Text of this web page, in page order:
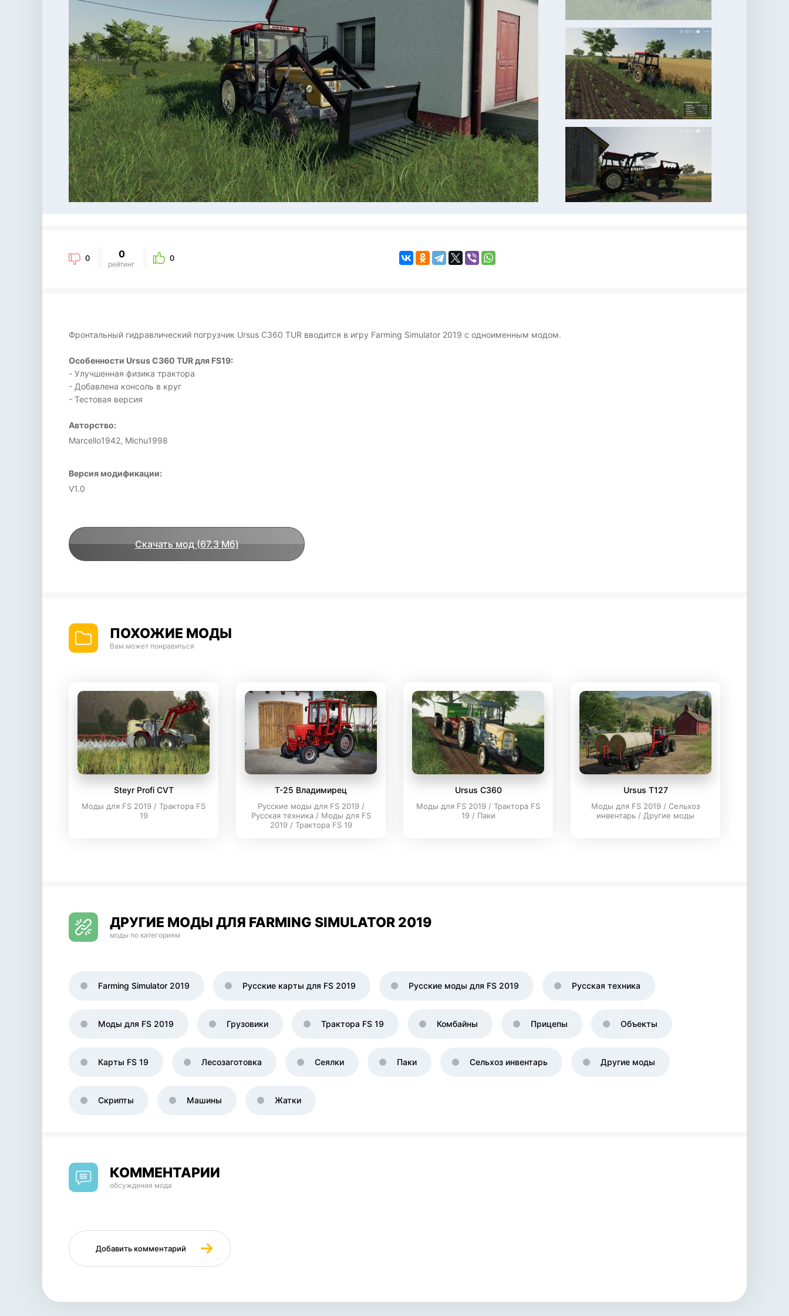
KINGDOM COME:
DELIVERANCE
бродилка
KENSHI
экшн
0 0
рейтинг
0
Фронтальный гидравлический погрузчик Ursus C360 TUR вводится в игру Farming Simulator 2019 с одноименным модом.
Особенности Ursus C360 TUR для FS19:
- Улучшенная физика трактора
- Добавлена консоль в круг
- Тестовая версия
Авторство:
Marcello1942, Michu1998
Версия модификации:
V1.0
Скачать мод (67.3 Мб)
ПОХОЖИЕ МОДЫ
Вам может понравиться
Steyr Profi CVT
Моды для FS 2019 / Трактора FS
19
T-25 Владимирец
Русские моды для FS 2019 /
Русская техника / Моды для FS
2019 / Трактора FS 19
Ursus C360
Моды для FS 2019 / Трактора FS
19 / Паки
Ursus T127
Моды для FS 2019 / Сельхоз
инвентарь / Другие моды
ДРУГИЕ МОДЫ ДЛЯ FARMING SIMULATOR 2019
моды по категориям
Farming Simulator 2019 Русские карты для FS 2019 Русские моды для FS 2019 Русская техника
Моды для FS 2019 Грузовики Трактора FS 19 Комбайны Прицепы Объекты
Карты FS 19 Лесозаготовка Сеялки Паки Сельхоз инвентарь Другие моды
Скрипты Машины Жатки
КОММЕНТАРИИ
обсуждения мода
Добавить комментарий